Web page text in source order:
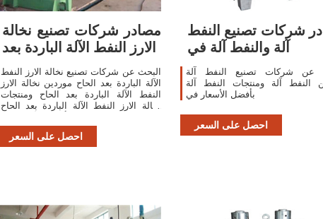
مصادر شركات تصنيع نخالة
الارز النفط الآلة الباردة بعد
البحث عن شركات تصنيع نخالة الارز النفط
الآلة الباردة بعد الحاح موردين نخالة الارز
النفط الآلة الباردة بعد الحاح ومنتجات
نخالة الارز النفط الآلة الباردة بعد الحاح
احصل على السعر
شركات تصنيع النفط
آلة والنفط آلة في
عن شركات تصنيع النفط آلة
النفط آلة ومنتجات النفط آلة
بأفضل الأسعار في
احصل على السعر